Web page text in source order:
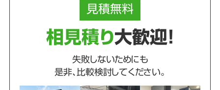
見積無料
相見積り大歓迎！
失敗しないためにも
是非、比較検討してください。